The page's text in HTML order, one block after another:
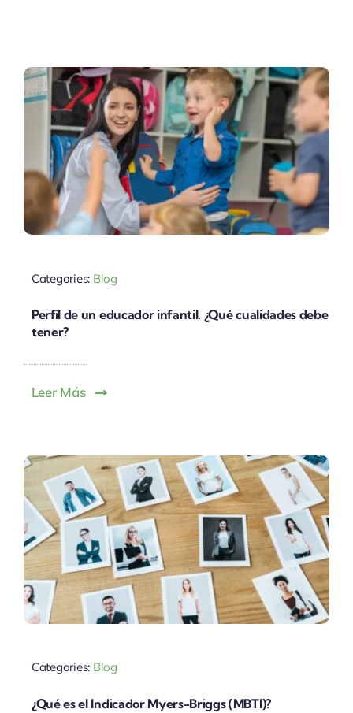
Categories: Blog
Perfil de un educador infantil. ¿Qué cualidades debe
tener?
Leer Más
Categories: Blog
¿Qué es el Indicador Myers-Briggs (MBTI)?